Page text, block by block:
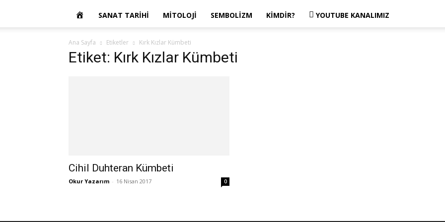
OKUR
YAZARIM
SANAT TARIHI MITOLOJI SEMBOLIZM KIMDIR? YOUTUBE KANALIMIZ
Ana Sayfa Etiketler Kırk Kızlar Kümbeti
Etiket: Kırk Kızlar Kümbeti
Cihil Duhteran Kümbeti
Okur Yazarım - 16 Nisan 2017 0